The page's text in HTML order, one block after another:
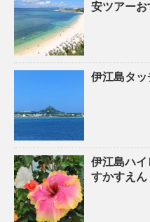
安ツアーお
伊江島タッ
伊江島ハ
すかすえん